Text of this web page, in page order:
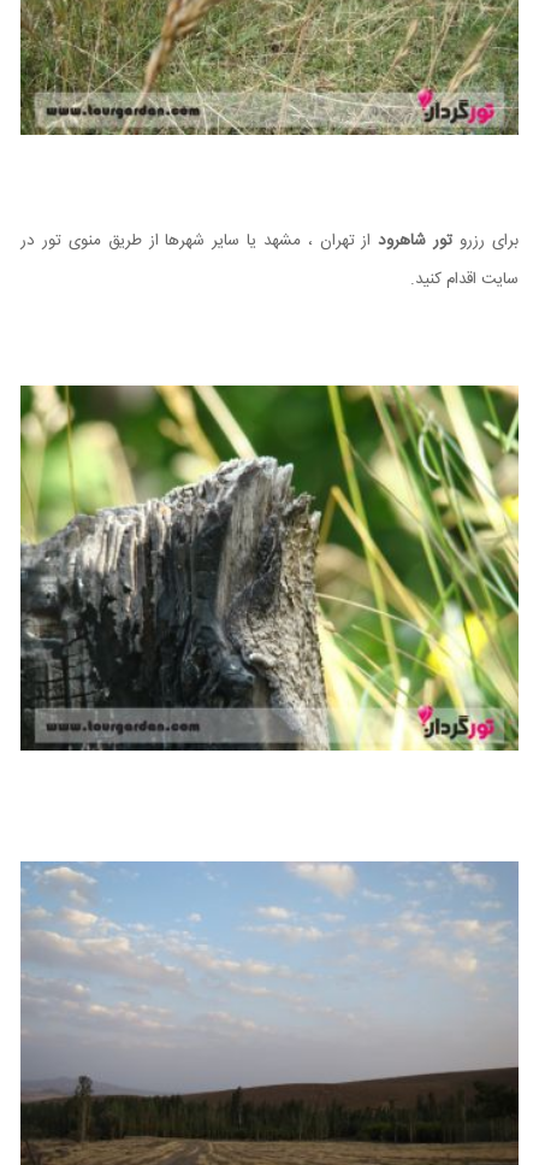
برای رزرو تور شاهروداز تهران ، مشهد یا سایر شهرها از طریق منوی تور در
سایت اقدام کنید.